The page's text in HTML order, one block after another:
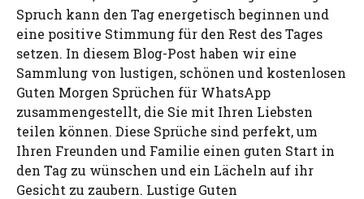
Spruch kann den Tag energetisch beginnen und
eine positive Stimmung für den Rest des Tages
setzen. In diesem Blog-Post haben wir eine
Sammlung von lustigen, schönen und kostenlosen
Guten Morgen Sprüchen für WhatsApp
zusammengestellt, die Sie mit Ihren Liebsten
teilen können. Diese Sprüche sind perfekt, um
Ihren Freunden und Familie einen guten Start in
den Tag zu wünschen und ein Lächeln auf ihr
Gesicht zu zaubern. Lustige Guten